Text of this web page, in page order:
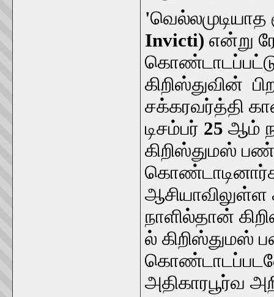
'வெல்லமுடியாத
Invicti) என்று
கிறிஸ்துவின்
சக்கரவர்த்தி
டிசம்பர் 25 ஆம்
கிறிஸ்துமஸ்
நாளில்தான்
ல் கிறிஸ்துமஸ்
அதிகாரபூர்வ